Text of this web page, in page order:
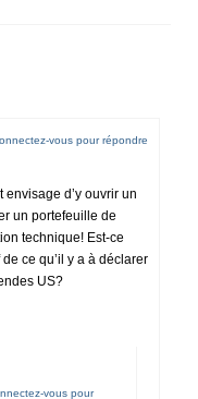
vous pour répondre
envisage d’y ouvrir un
un portefeuille de
technique! Est-ce
ce qu’il y a à déclarer
US?
vous pour